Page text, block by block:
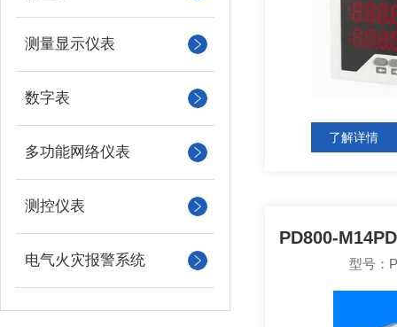
测量显示仪表
数字表
多功能网络仪表
测控仪表
电气火灾报警系统
了解详情
型号：